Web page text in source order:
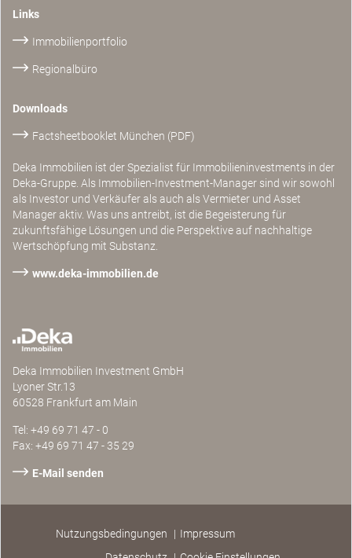
Links
Immobilienportfolio
Regionalbüro
Downloads
Factsheetbooklet München (PDF)
Deka Immobilien ist der Spezialist für Immobilieninvestments in der
Deka-Gruppe. Als Immobilien-Investment-Manager sind wir sowohl
als Investor und Verkäufer als auch als Vermieter und Asset
Manager aktiv. Was uns antreibt, ist die Begeisterung für
zukunftsfähige Lösungen und die Perspektive auf nachhaltige
Wertschöpfung mit Substanz.
www.deka-immobilien.de
Deka Immobilien Investment GmbH
Lyoner Str.13
60528 Frankfurt am Main
Tel: +49 69 71 47 - 0
Fax: +49 69 71 47 - 35 29
E-Mail senden
Nutzungsbedingungen
Impressum